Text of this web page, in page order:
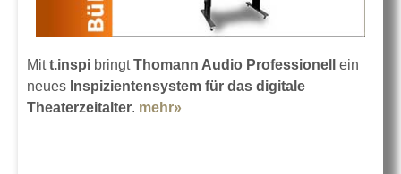
Mitt.inspi bringtThomann Audio Professionell
ein
neues Inspizientensystem für das digitale
Theaterzeitalter. mehr»